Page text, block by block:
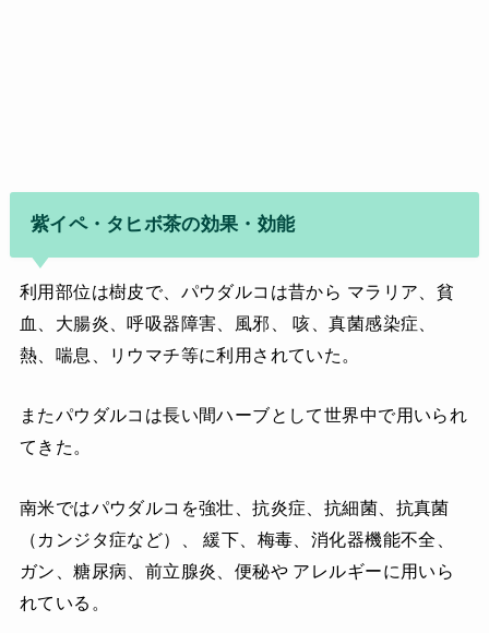
紫イペ・タヒボ茶の効果・効能
利用部位は樹皮で、パウダルコは昔から マラリア、貧
血、大腸炎、呼吸器障害、風邪、 咳、真菌感染症、
熱、喘息、リウマチ等に利用されていた。
またパウダルコは長い間ハーブとして世界中で用いられ
てきた。
南米ではパウダルコを強壮、抗炎症、抗細菌、抗真菌
（カンジタ症など）、 緩下、梅毒、消化器機能不全、
ガン、糖尿病、前立腺炎、便秘や アレルギーに用いら
れている。